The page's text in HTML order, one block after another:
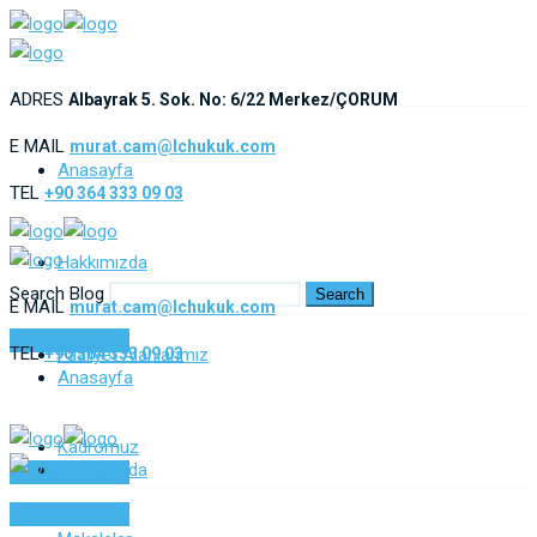
ADRES Albayrak 5. Sok. No: 6/22 Merkez/ÇORUM
E MAIL murat.cam@lchukuk.com
TEL +90 364 333 09 03
Search Blog Search
Anasayfa
Hakkımızda
Faaliyet Alanlarımız
Kadromuz
E MAIL murat.cam@lchukuk.com
TEL+90 364 333 09 03
İletişim Talebi
Anasayfa
Hakkımızda